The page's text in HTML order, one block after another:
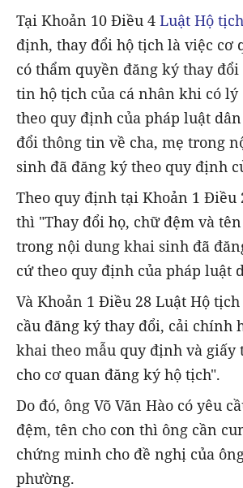
Tại Khoản 10 Điều 4 Luật Hộ
định, thay đổi hộ tịch là việc cơ
có thẩm quyền đăng ký thay
tin hộ tịch của cá nhân khi có
theo quy định của pháp luật
đổi thông tin về cha, mẹ trong
sinh đã đăng ký theo quy định
Theo quy định tại Khoản 1 Điều
thì "Thay đổi họ, chữ đệm và
trong nội dung khai sinh đã
cứ theo quy định của pháp luật
Và Khoản 1 Điều 28 Luật Hộ
cầu đăng ký thay đổi, cải chính
khai theo mẫu quy định và giấy
cho cơ quan đăng ký hộ tịch".
Do đó, ông Võ Văn Hào có yêu
đệm, tên cho con thì ông cần
chứng minh cho đề nghị của
phường.